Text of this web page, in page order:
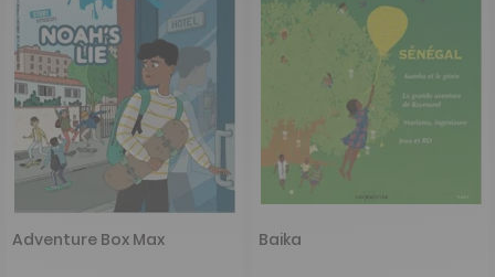
Adventure Box Max Baika